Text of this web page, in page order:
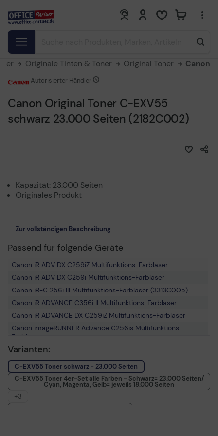
0 0
Originale Tinten & Toner Original Toner Canon
Canon Original Toner C-EXV55
schwarz 23.000 Seiten (2182C002)
Autorisierter Händler
Kapazität: 23.000 Seiten
Originales Produkt
Zur vollständigen Beschreibung
Passend für folgende Geräte
Canon iR ADV DX C259iZ Multifunktions-Farblaser
Canon iR ADV DX C259i Multifunktions-Farblaser
Canon iR-C 256i III Multifunktions-Farblaser (3313C005)
Canon iR ADVANCE C356i II Multifunktions-Farblaser
Canon iR ADVANCE DX C259iZ Multifunktions-Farblaser
Canon imageRUNNER Advance C256is Multifunktions-
Farblaser
Canon imageRUNNER Advance DX C359i Multifunktions-
Farblaser (5846C005)
Canon iR-ADV DX C359P Farblaserdrucker
Canon iR ADVANCE DX C357P Farblaserdrucker
Canon iR ADVANCE C256is Multifunktions-Farblaser
Varianten:
C-EXV55 Toner schwarz - 23.000 Seiten
C-EXV55 Toner 4er-Set alle Farben - Schwarz= 23.000 Seiten/
Cyan, Magenta, Gelb= jeweils 18.000 Seiten
+3